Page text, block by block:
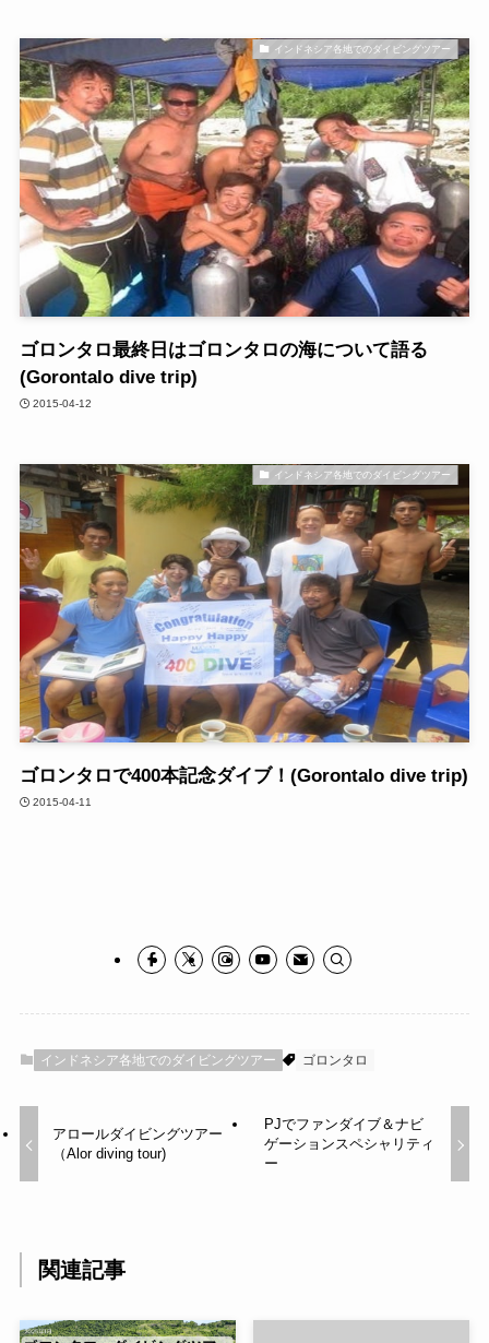
インドネシア各地でのダイビングツアー
ゴロンタロ最終日はゴロンタロの海について語る
(Gorontalo dive trip)
2015-04-12
インドネシア各地でのダイビングツアー
ゴロンタロで400本記念ダイブ！(Gorontalo dive trip)
2015-04-11
インドネシア各地でのダイビングツアー ゴロンタロ
アロールダイビングツアー
（Alor diving tour)
PJでファンダイブ＆ナビ
ゲーションスペシャリティ
ー
関連記事